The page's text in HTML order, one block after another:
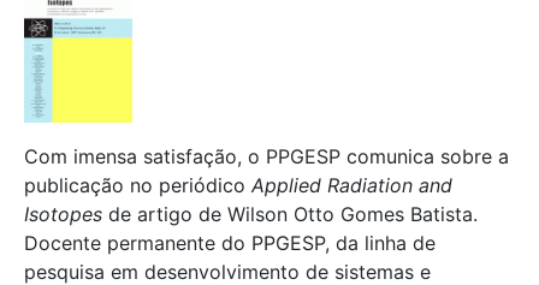
Com imensa satisfação, o PPGESP comunica sobre a
publicação no periódico Applied Radiation and
Isotopes de artigo de Wilson Otto Gomes Batista.
Docente permanente do PPGESP, da linha de
pesquisa em desenvolvimento de sistemas e